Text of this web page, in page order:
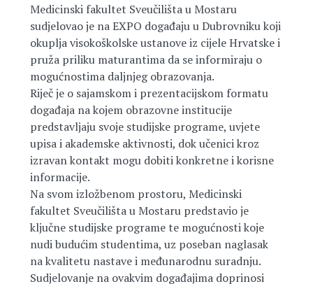
Medicinski fakultet Sveučilišta u Mostaru
sudjelovao je na EXPO događaju u Dubrovniku koji
okuplja visokoškolske ustanove iz cijele Hrvatske i
pruža priliku maturantima da se informiraju o
mogućnostima daljnjeg obrazovanja.
Riječ je o sajamskom i prezentacijskom formatu
događaja na kojem obrazovne institucije
predstavljaju svoje studijske programe, uvjete
upisa i akademske aktivnosti, dok učenici kroz
izravan kontakt mogu dobiti konkretne i korisne
informacije.
Na svom izložbenom prostoru, Medicinski
fakultet Sveučilišta u Mostaru predstavio je
ključne studijske programe te mogućnosti koje
nudi budućim studentima, uz poseban naglasak
na kvalitetu nastave i međunarodnu suradnju.
Sudjelovanje na ovakvim događajima doprinosi